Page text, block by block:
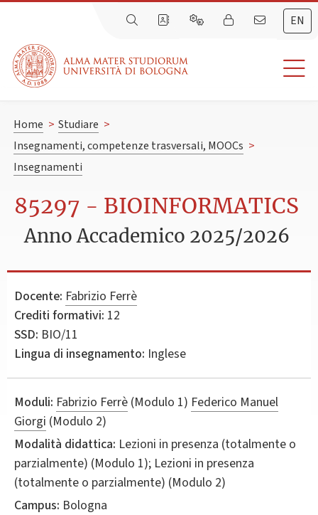
EN
Home > Studiare >
Insegnamenti, competenze trasversali, MOOCs >
Insegnamenti
85297 - BIOINFORMATICS
Anno Accademico 2025/2026
Docente: Fabrizio Ferrè
Crediti formativi: 12
SSD: BIO/11
Lingua di insegnamento: Inglese
Moduli: Fabrizio Ferrè (Modulo 1) Federico Manuel
Giorgi (Modulo 2)
Modalità didattica: Lezioni in presenza (totalmente o
parzialmente) (Modulo 1); Lezioni in presenza
(totalmente o parzialmente) (Modulo 2)
Campus: Bologna